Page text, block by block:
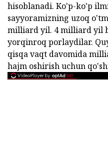
hisoblanadi. Ko'p-ko'p
sayyoramizning uzoq
milliard yil. 4 milliard yil
yorqinroq porlaydilar.
qisqa vaqt davomida
hajm oshirish uchun